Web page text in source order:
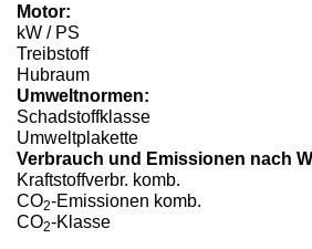
Motor:
kW / PS
Treibstoff
Hubraum
Umweltnormen:
Schadstoffklasse
Umweltplakette
Verbrauch und Emissionen nach
Kraftstoffverbr. komb.
CO2-Emissionen komb.
CO2-Klasse